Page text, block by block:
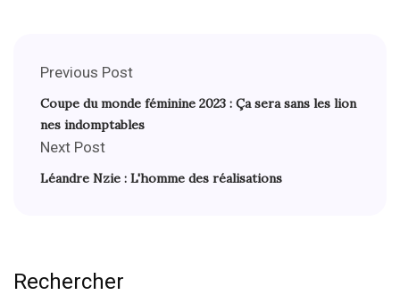
Previous Post
Coupe du monde féminine 2023 : Ça sera sans les lion
nes indomptables
Next Post
Léandre Nzie : L'homme des réalisations
Rechercher